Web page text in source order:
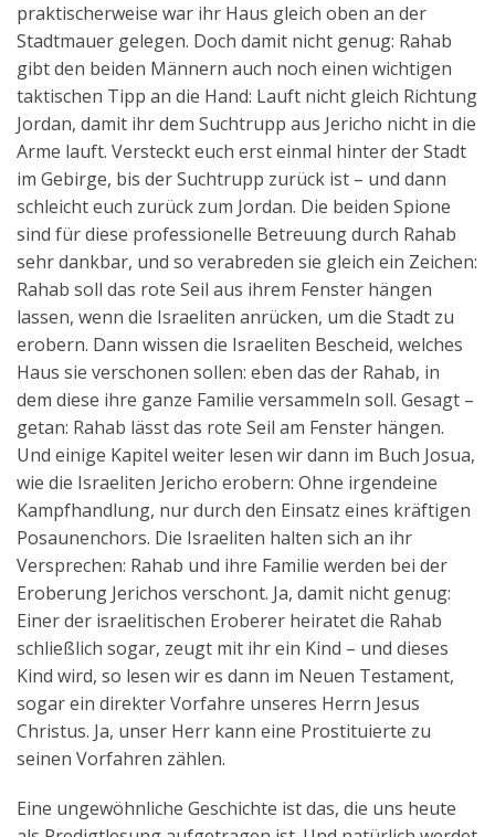
praktischerweise war ihr Haus gleich oben an der
Stadtmauer gelegen. Doch damit nicht genug: Rahab
gibt den beiden Männern auch noch einen wichtigen
taktischen Tipp an die Hand: Lauft nicht gleich Richtung
Jordan, damit ihr dem Suchtrupp aus Jericho nicht in die
Arme lauft. Versteckt euch erst einmal hinter der Stadt
im Gebirge, bis der Suchtrupp zurück ist – und dann
schleicht euch zurück zum Jordan. Die beiden Spione
sind für diese professionelle Betreuung durch Rahab
sehr dankbar, und so verabreden sie gleich ein Zeichen:
Rahab soll das rote Seil aus ihrem Fenster hängen
lassen, wenn die Israeliten anrücken, um die Stadt zu
erobern. Dann wissen die Israeliten Bescheid, welches
Haus sie verschonen sollen: eben das der Rahab, in
dem diese ihre ganze Familie versammeln soll. Gesagt –
getan: Rahab lässt das rote Seil am Fenster hängen.
Und einige Kapitel weiter lesen wir dann im Buch Josua,
wie die Israeliten Jericho erobern: Ohne irgendeine
Kampfhandlung, nur durch den Einsatz eines kräftigen
Posaunenchors. Die Israeliten halten sich an ihr
Versprechen: Rahab und ihre Familie werden bei der
Eroberung Jerichos verschont. Ja, damit nicht genug:
Einer der israelitischen Eroberer heiratet die Rahab
schließlich sogar, zeugt mit ihr ein Kind – und dieses
Kind wird, so lesen wir es dann im Neuen Testament,
sogar ein direkter Vorfahre unseres Herrn Jesus
Christus. Ja, unser Herr kann eine Prostituierte zu
seinen Vorfahren zählen.
Eine ungewöhnliche Geschichte ist das, die uns heute